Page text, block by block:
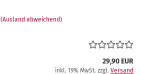
(Ausland abweichend)
29,90 EUR
inkl. 19% MwSt. zzgl. Versand